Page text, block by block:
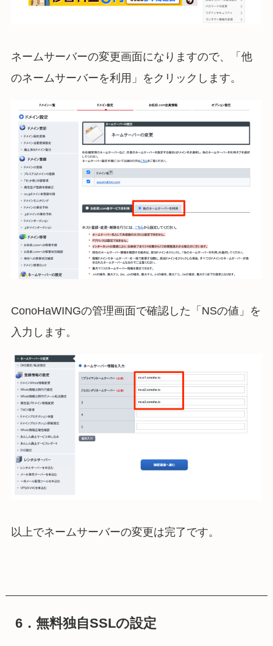
ネームサーバーの変更画面になりますので、「他
のネームサーバーを利用」をクリックします。
ConoHaWINGの管理画面で確認した「NSの値」を
入力します。
以上でネームサーバーの変更は完了です。
6．無料独自SSLの設定